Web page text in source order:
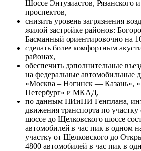
Шоссе Энтузиастов, Рязанского
проспектов,
снизить уровень загрязнения
жилой застройке районов:
Басманный ориентировочно на
сделать более комфортным
районах,
обеспечить дополнительные
на федеральные автомобильные
«Москва – Ногинск — Казань»,
Петербург» и МКАД,
по данным НИиПИ Генплана,
движения транспорта по
шоссе до Щелковского шоссе
автомобилей в час пик в одном
участку от Щелковского до
4800 автомобилей в час пик в